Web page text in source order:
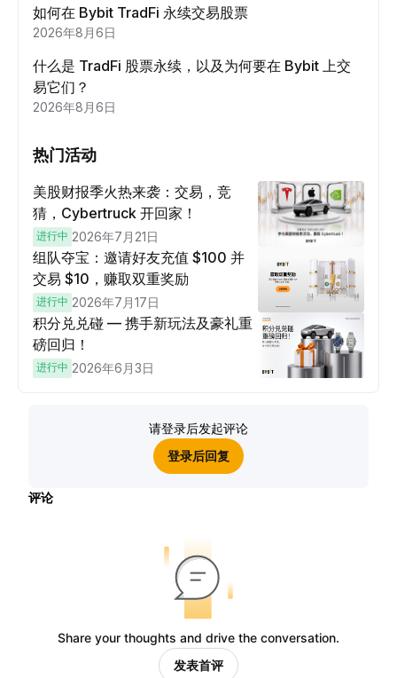
如何在 Bybit TradFi 永续交易股票
2026年8月6日
什么是 TradFi 股票永续，以及为何要在 Bybit 上交
易它们？
2026年8月6日
热门活动
美股财报季火热来袭：交易，竞
猜，Cybertruck 开回家！
进行中 2026年7月21日
组队夺宝：邀请好友充值 $100 并
交易 $10，赚取双重奖励
进行中 2026年7月17日
积分兑兑碰 — 携手新玩法及豪礼重
磅回归！
进行中 2026年6月3日
请登录后发起评论
登录后回复
评论
Share your thoughts and drive the conversation.
发表首评